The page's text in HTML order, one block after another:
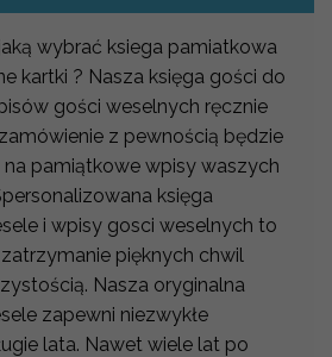
wybrać ksiega pamiatkowa
kartki ? Nasza księga gości do
gości weselnych ręcznie
z pewnością będzie
na pamiątkowe wpisy waszych
księga
i wpisy gosci weselnych to
pięknych chwil
Nasza oryginalna
zapewni niezwykłe
lata. Nawet wiele lat po